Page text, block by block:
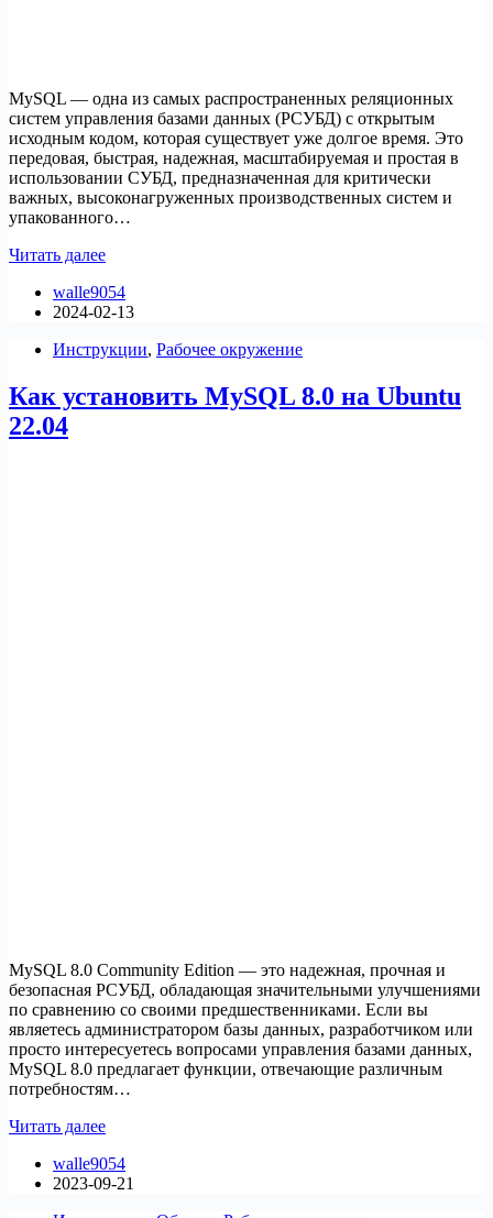
MySQL — одна из самых распространенных реляционных
систем управления базами данных (РСУБД) с открытым
исходным кодом, которая существует уже долгое время. Это
передовая, быстрая, надежная, масштабируемая и простая в
использовании СУБД, предназначенная для критически
важных, высоконагруженных производственных систем и
упакованного…
Читать далее8
MySQL/MariaDB
GUI-
для
walle9054
2024-02-13
Инструкции, Рабочее окружение
Как установить MySQL 8.0 на Ubuntu
22.04
MySQL 8.0 Community Edition — это надежная, прочная и
безопасная РСУБД, обладающая значительными улучшениями
по сравнению со своими предшественниками. Если вы
являетесь администратором базы данных, разработчиком или
просто интересуетесь вопросами управления базами данных,
MySQL 8.0 предлагает функции, отвечающие различным
потребностям…
Читать далееКак
MySQL
8.0
walle9054
2023-09-21